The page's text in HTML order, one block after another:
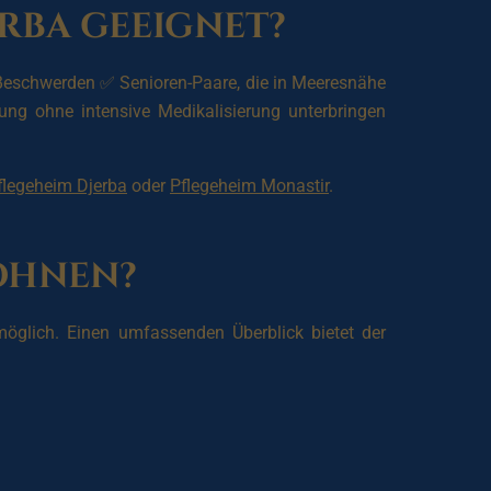
geeignet?
✅ Senioren-Paare, die in Meeresnähe
ohne intensive Medikalisierung unterbringen
Djerba oder Pflegeheim Monastir.
Einen umfassenden Überblick bietet der